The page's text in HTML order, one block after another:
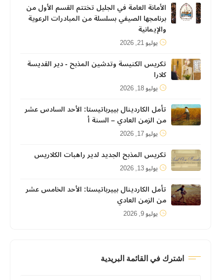
الأمانة العامة في الجليل تختتم القسم الأول من
برنامجها الصيفي بسلسلة من المبادرات الرعوية
والإيمانية
يوليو 21, 2026
تكريس الكنيسة وتدشين المذبح - دير القديسة
كلارا
يوليو 18, 2026
تأمل الكاردينال بييرباتيستا: الأحد السادس عشر
من الزمن العادي – السنة أ
يوليو 17, 2026
تكريس المذبح الجديد لدير راهبات الكلاريس
يوليو 13, 2026
تأمل الكاردينال بييرباتيستا: الأحد الخامس عشر
من الزمن العادي
يوليو 9, 2026
اشترك في القائمة البريدية